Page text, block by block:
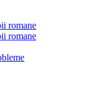
romane
romane